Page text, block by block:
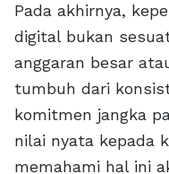
Pada akhirnya,
digital bukan
anggaran besar
tumbuh dari
komitmen jangka
nilai nyata kepada
memahami hal ini